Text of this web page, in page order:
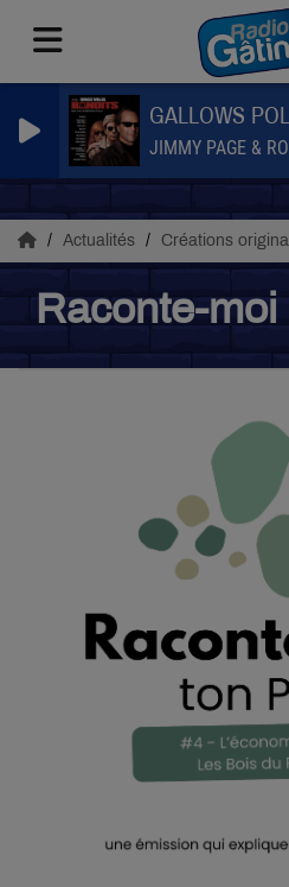
GALLOWS
JIMMY PAGE &
Actualités Créations
Raconte-